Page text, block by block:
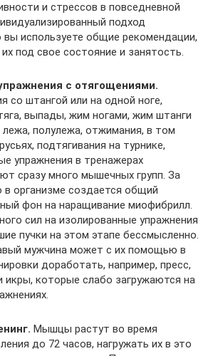
и стрессов в повседневной
подход
вы используете общие рекомендации,
под свое состояние и занятость.
с отягощениями.
со штангой или на одной ноге,
выпады, жим ногами, жим штанги
лежа, полулежа, отжимания, в том
подтягивания на турнике,
упражнения в тренажерах
сразу много мышечных групп. За
в организме создается общий
фон на наращивание миофибрилл.
сил на изолированные упражнения
пучки на этом этапе бессмысленно.
мужчина может с их помощью в
доработать, например, пресс,
икры, которые слабо загружаются на
Мышцы растут во время
до 72 часов, нагружать их в это